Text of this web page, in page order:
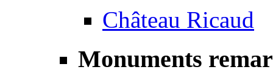
Château Ricaud
Monuments